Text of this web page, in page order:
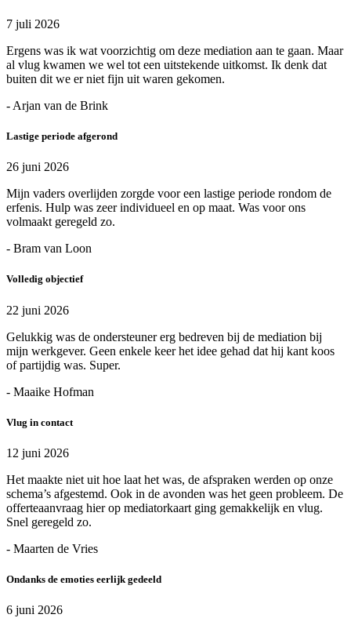
7 juli 2026
Ergens was ik wat voorzichtig om deze mediation aan te gaan. Maar
al vlug kwamen we wel tot een uitstekende uitkomst. Ik denk dat
buiten dit we er niet fijn uit waren gekomen.
- Arjan van de Brink
Lastige periode afgerond
26 juni 2026
Mijn vaders overlijden zorgde voor een lastige periode rondom de
erfenis. Hulp was zeer individueel en op maat. Was voor ons
volmaakt geregeld zo.
- Bram van Loon
Volledig objectief
22 juni 2026
Gelukkig was de ondersteuner erg bedreven bij de mediation bij
mijn werkgever. Geen enkele keer het idee gehad dat hij kant koos
of partijdig was. Super.
- Maaike Hofman
Vlug in contact
12 juni 2026
Het maakte niet uit hoe laat het was, de afspraken werden op onze
schema’s afgestemd. Ook in de avonden was het geen probleem. De
offerteaanvraag hier op mediatorkaart ging gemakkelijk en vlug.
Snel geregeld zo.
- Maarten de Vries
Ondanks de emoties eerlijk gedeeld
6 juni 2026